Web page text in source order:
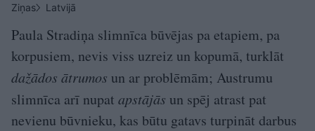
Ziņas
Latvijā
Paula Stradiņa slimnīca būvējas pa etapiem, pa
korpusiem, nevis viss uzreiz un kopumā, turklāt
dažādos ātrumos un ar problēmām; Austrumu
slimnīca arī nupat apstājās un spēj atrast pat
nevienu būvnieku, kas būtu gatavs turpināt darbus